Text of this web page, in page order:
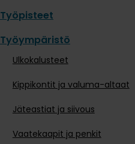
Työpisteet
Työympäristö
Ulkokalusteet
Kippikontit ja valuma-altaat
Jäteastiat ja siivous
Vaatekaapit ja penkit